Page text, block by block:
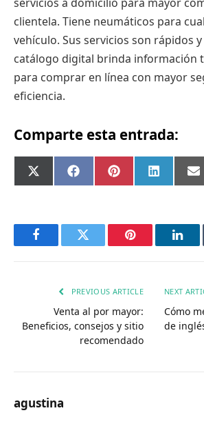
clientela. Tiene neumáticos para
vehículo. Sus servicios son rápidos
catálogo digital brinda información
para comprar en línea con mayor
eficiencia.
Comparte esta entrada:
Compartir
en
X
(Twitter)
Compartir
en
FacebookCompartir
en
PinterestCompartir
en
LinkedIn
FacebookTwitter Pinterest
PREVIOUS ARTICLE
Venta al por mayor:
Beneficios, consejos y sitio
recomendado
NEXT
Cómo
de
agustina